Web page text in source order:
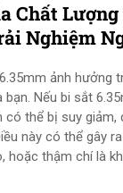
Chất Lượng
Nghiệm
ảnh hưởng
bạn. Nếu bi sắt
có thể bị suy giảm,
này có thể gây
hoặc thậm chí là